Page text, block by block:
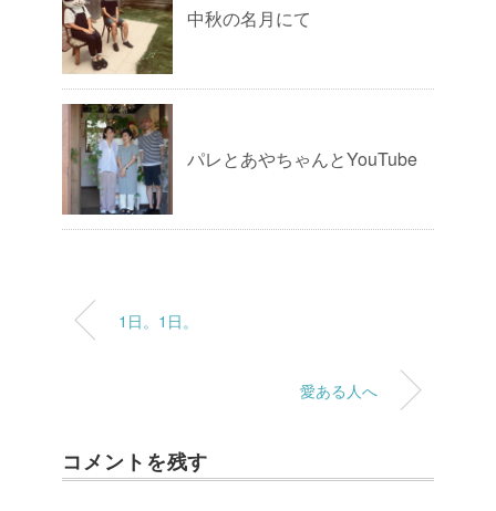
中秋の名月にて
パレとあやちゃんとYouTube
1日。1日。
愛ある人へ
コメントを残す